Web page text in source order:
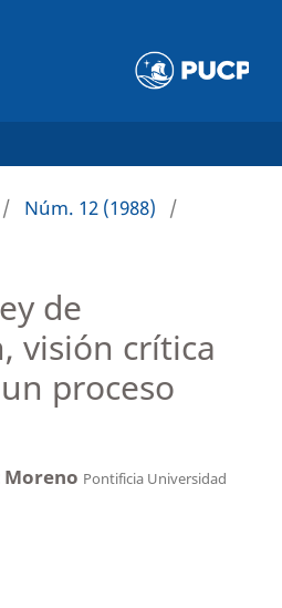
/ Núm. 12 (1988)
/
de
visión crítica
proceso
Moreno Pontificia Universidad